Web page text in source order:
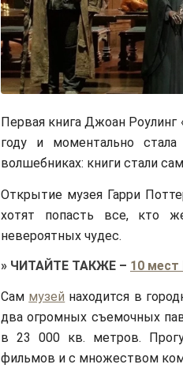
Первая книга Джоан
году и моментально
волшебниках: книги стали
Открытие музея Гарри
хотят попасть все, кто
невероятных чудес.
» ЧИТАЙТЕ ТАКЖЕ – 10 мест
Сам музей находится в
два огромных съемочных
в 23 000 кв. метров.
фильмов и с множеством